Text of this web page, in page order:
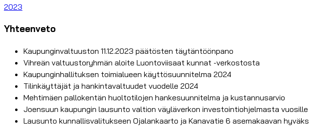
2023
Yhteenveto
Kaupunginvaltuuston 11.12.2023 päätösten täytäntöönpano
Vihreän valtuustoryhmän aloite Luontoviisaat kunnat -verkostosta
Kaupunginhallituksen toimialueen käyttösuunnitelma 2024
Tilinkäyttäjät ja hankintavaltuudet vuodelle 2024
Mehtimäen pallokentän huoltotilojen hankesuunnitelma ja kustannusarvio
Joensuun kaupungin lausunto valtion väyläverkon investointiohjelmasta
Lausunto kunnallisvalitukseen Ojalankaarto ja Kanavatie 6 asemakaavan